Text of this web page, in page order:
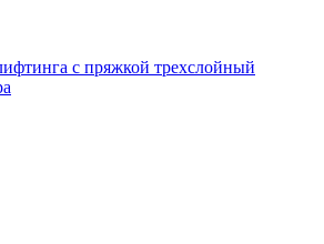
с пряжкой трехслойный